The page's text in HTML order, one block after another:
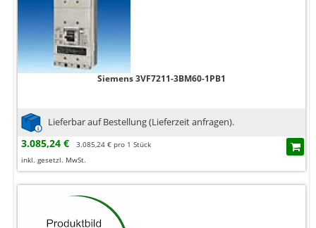
Siemens 3VF7211-3BM60-1PB1
Lieferbar auf Bestellung (Lieferzeit anfragen).
3.085,24 €
3.085,24 € pro 1 Stück
inkl. gesetzl. MwSt.